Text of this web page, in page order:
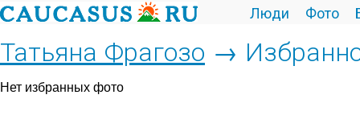
Люди Фото
Татьяна Фрагозо →
Нет избранных фото